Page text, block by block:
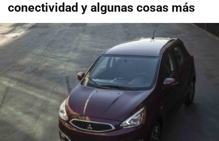
conectividad y algunas cosas más